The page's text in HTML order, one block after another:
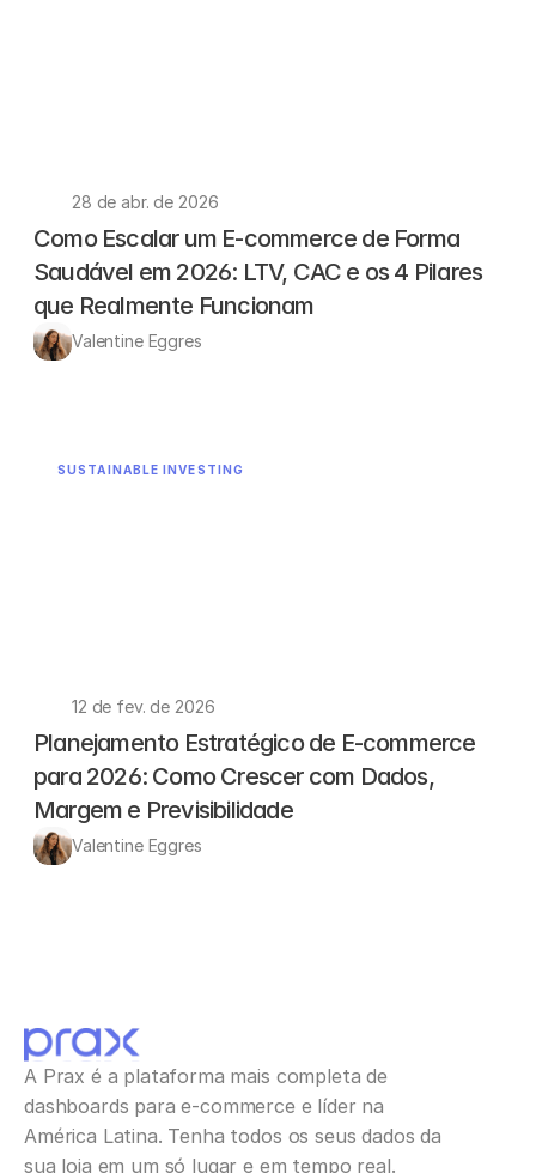
28 de abr. de 2026
Como Escalar um E-commerce de Forma
Saudável em 2026: LTV, CAC e os 4 Pilares
que Realmente Funcionam
Valentine Eggres
SUSTAINABLE INVESTING
12 de fev. de 2026
Planejamento Estratégico de E-commerce
para 2026: Como Crescer com Dados,
Margem e Previsibilidade
Valentine Eggres
A Prax é a plataforma mais completa de
dashboards para e-commerce e líder na
América Latina. Tenha todos os seus dados da
sua loja em um só lugar e em tempo real.